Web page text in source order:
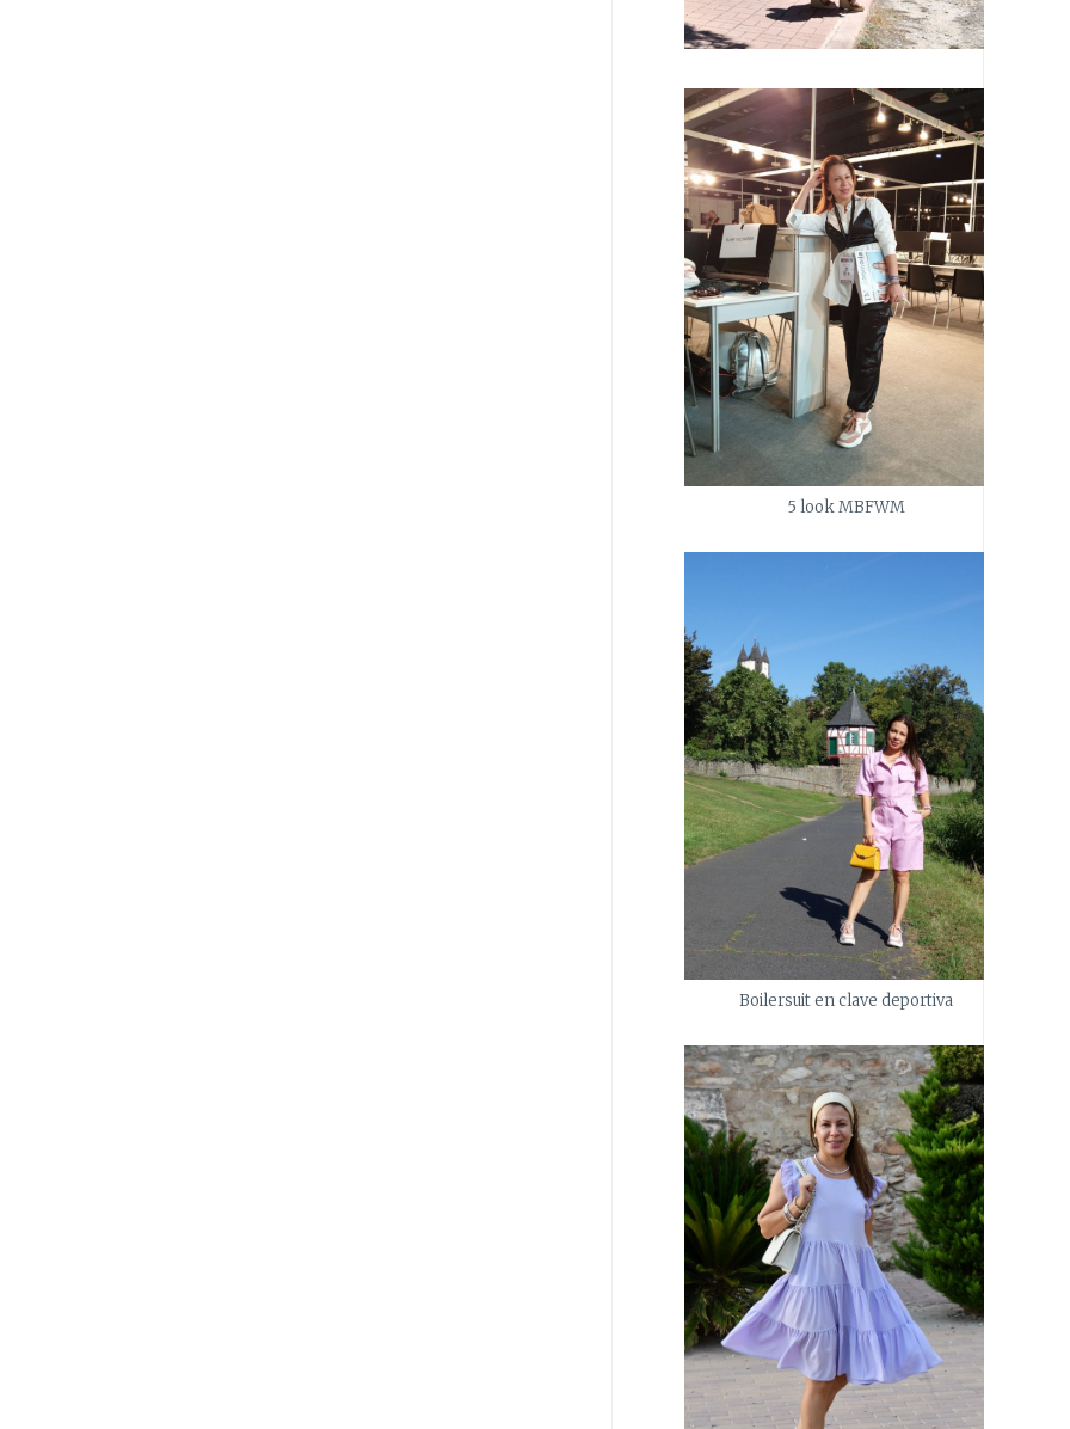
5 look MBFWM
Boilersuit en clave deportiva